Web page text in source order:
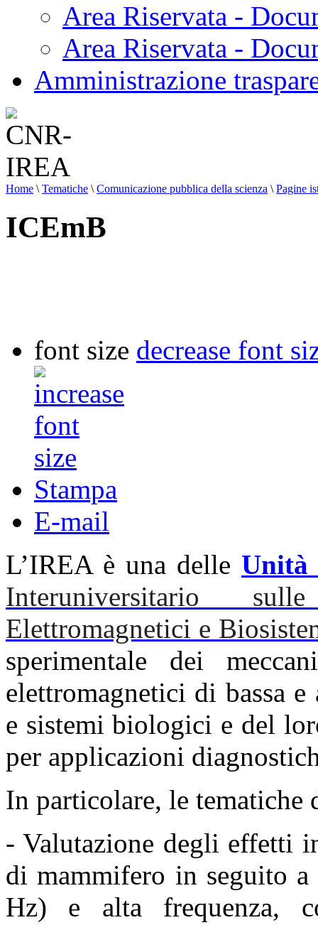
Area Riservata -
Area Riservata -
Amministrazione
Home \ Tematiche \ Comunicazione pubblica della scienza \ Pagine
ICEmB
font size decrease font
Stampa
E-mail
L’IREA è una delle Unità
Interuniversitario
Elettromagnetici e
sperimentale dei
elettromagnetici di bassa
e sistemi biologici e del
per applicazioni
In particolare, le tematiche
- Valutazione degli effetti
di mammifero in seguito a
Hz) e alta frequenza,